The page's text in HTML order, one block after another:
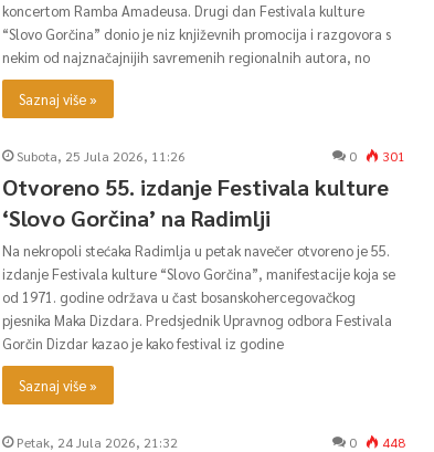
koncertom Ramba Amadeusa. Drugi dan Festivala kulture
“Slovo Gorčina” donio je niz književnih promocija i razgovora s
nekim od najznačajnijih savremenih regionalnih autora, no
Saznaj više »
Subota, 25 Jula 2026, 11:26 0 301
Otvoreno 55. izdanje Festivala kulture
‘Slovo Gorčina’ na Radimlji
Na nekropoli stećaka Radimlja u petak navečer otvoreno je 55.
izdanje Festivala kulture “Slovo Gorčina”, manifestacije koja se
od 1971. godine održava u čast bosanskohercegovačkog
pjesnika Maka Dizdara. Predsjednik Upravnog odbora Festivala
Gorčin Dizdar kazao je kako festival iz godine
Saznaj više »
Petak, 24 Jula 2026, 21:32 0 448